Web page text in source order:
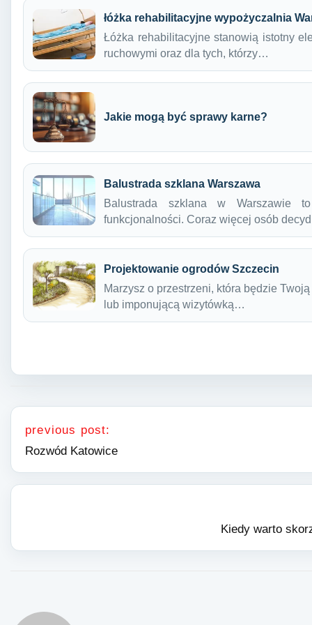
łóżka rehabilitacyjne wypożyczalnia
Łóżka rehabilitacyjne stanowią istotny
ruchowymi oraz dla tych, którzy…
Jakie mogą być sprawy karne?
Balustrada szklana Warszawa
Balustrada szklana w Warszawie
funkcjonalności. Coraz więcej osób
Projektowanie ogrodów Szczecin
Marzysz o przestrzeni, która będzie
lub imponującą wizytówką…
Nawigacja wpisu
previous post:
Rozwód Katowice
Kiedy warto